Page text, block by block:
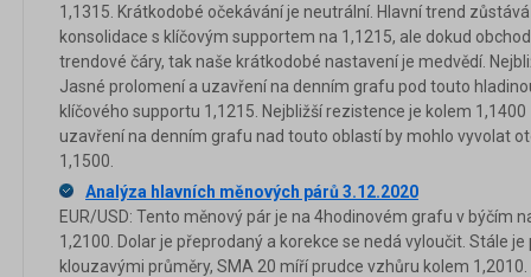
1,1315. Krátkodobé očekávání je neutrální. Hlavní trend
konsolidace s klíčovým supportem na 1,1215, ale dokud
trendové čáry, tak naše krátkodobé nastavení je medvědí.
Jasné prolomení a uzavření na denním grafu pod touto
klíčového supportu 1,1215. Nejbližší rezistence je kolem
uzavření na denním grafu nad touto oblastí by mohlo vyvolat
1,1500.
Analýza hlavních měnových párů 3.12.2020
EUR/USD: Tento měnový pár je na 4hodinovém grafu v býčím
1,2100. Dolar je přeprodaný a korekce se nedá vyloučit. Stále
klouzavými průměry, SMA 20 míří prudce vzhůru kolem